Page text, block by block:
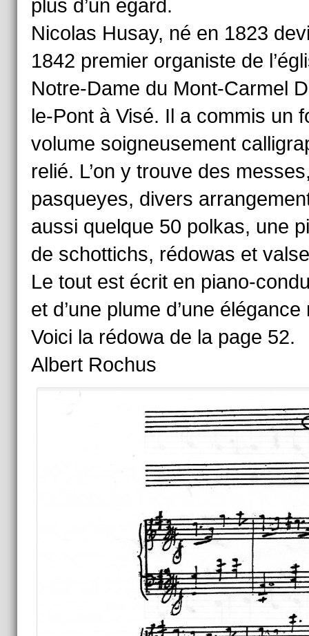
plus d’un égard.
Nicolas Husay, né en 1823
1842 premier organiste de
Notre-Dame du Mont-Carmel
le-Pont à Visé. Il a commis un
volume soigneusement
relié. L’on y trouve des
pasqueyes, divers
aussi quelque 50 polkas, une
de schottichs, rédowas et
Le tout est écrit en piano-
et d’une plume d’une élégance
Voici la rédowa de la page 52.
Albert Rochus